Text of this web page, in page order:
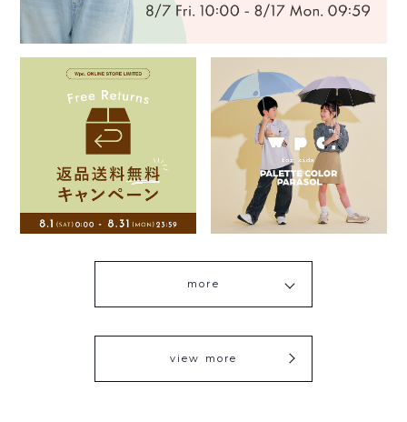
more
view more